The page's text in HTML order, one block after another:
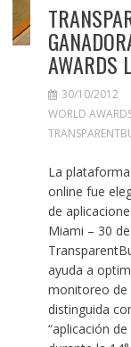
AWARDS
30/10/2012
WORLD
La
online fue
de
Miami – 30
ayuda a
monitoreo de
distinguida
“aplicación